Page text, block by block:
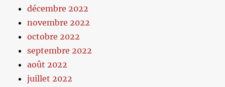
décembre 2022
novembre 2022
octobre 2022
septembre 2022
août 2022
juillet 2022